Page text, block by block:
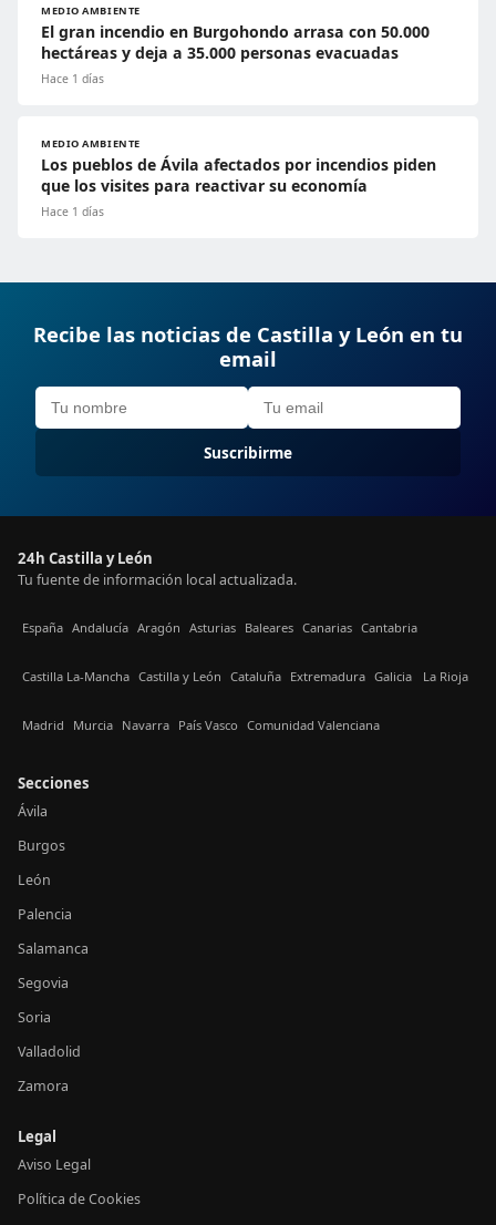
MEDIO AMBIENTE
El gran incendio en Burgohondo arrasa con 50.000
hectáreas y deja a 35.000 personas evacuadas
Hace 1 días
MEDIO AMBIENTE
Los pueblos de Ávila afectados por incendios piden
que los visites para reactivar su economía
Hace 1 días
Recibe las noticias de Castilla y León en tu
email
Suscribirme
24h Castilla y León
Tu fuente de información local actualizada.
España Andalucía Aragón Asturias Baleares Canarias Cantabria
Castilla La-Mancha Castilla y León Cataluña Extremadura Galicia La Rioja
Madrid Murcia Navarra País Vasco Comunidad Valenciana
Secciones
Ávila
Burgos
León
Palencia
Salamanca
Segovia
Soria
Valladolid
Zamora
Legal
Aviso Legal
Política de Cookies